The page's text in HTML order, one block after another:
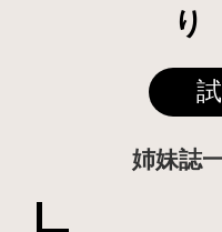
り
姉妹誌